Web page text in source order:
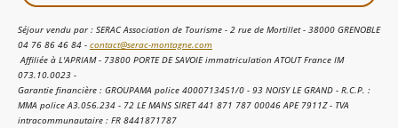
Séjour vendu par : SERAC Association de Tourisme - 2 rue de Mortillet - 38000 GRENOBLE
04 76 86 46 84 - contact@serac-montagne.com
Affiliée à L'APRIAM - 73800 PORTE DE SAVOIE immatriculation ATOUT France IM
073.10.0023 -
Garantie financière : GROUPAMA police 4000713451/0 - 93 NOISY LE GRAND - R.C.P. :
MMA police A3.056.234 - 72 LE MANS SIRET 441 871 787 00046 APE 7911Z - TVA
intracommunautaire : FR 8441871787